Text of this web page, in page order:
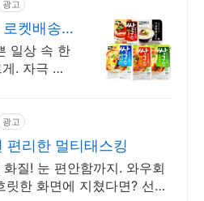
광고
켓배송
일상 속 한
. 자극 없
광고
편리한 멀티태스킹
질! 눈 편안함까지. 와우회
한 화면에 지쳤다면? 선명